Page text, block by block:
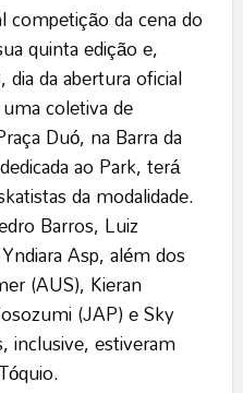
competição da cena do
quinta edição e,
da abertura oficial
coletiva de
Duó, na Barra da
ao Park, terá
da modalidade.
Barros, Luiz
Asp, além dos
(AUS), Kieran
(JAP) e Sky
inclusive, estiveram